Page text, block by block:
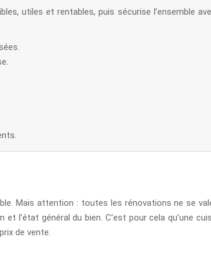
utiles et rentables, puis sécurise l’ensemble
Mais attention : toutes les rénovations ne se
l’état général du bien. C’est pour cela qu’une
de vente.